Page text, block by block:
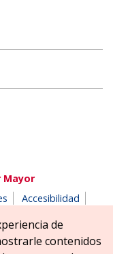
Mayor
Accesibilidad
Mayor-Zizur
de
contenidos